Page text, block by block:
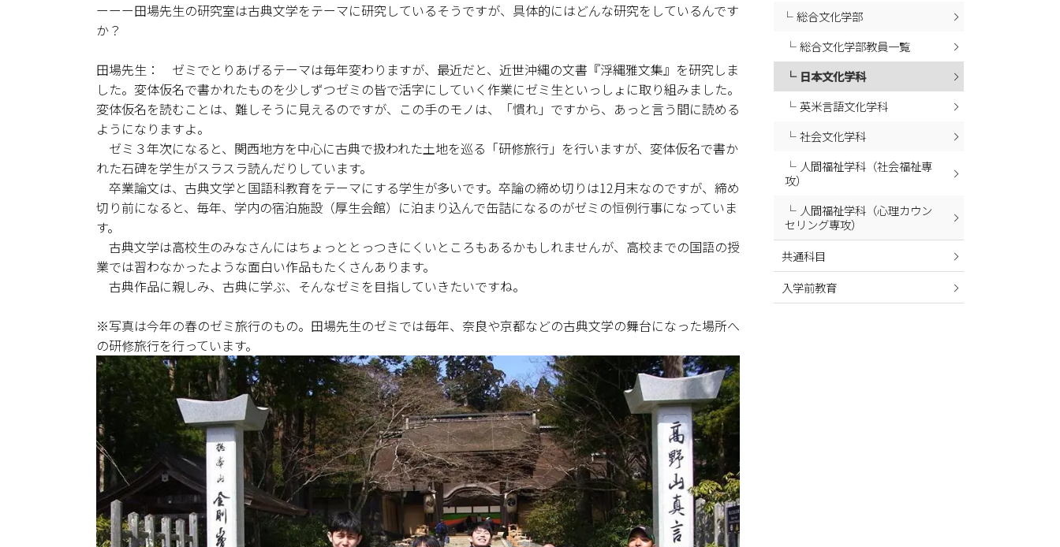
ーーー田場先生の研究室は古典文学をテーマに研究しているそうですが、具体的にはどんな研究をしているんです
か？
田場先生： ゼミでとりあげるテーマは毎年変わりますが、最近だと、近世沖縄の文書『浮縄雅文集』を研究しま
した。変体仮名で書かれたものを少しずつゼミの皆で活字にしていく作業にゼミ生といっしょに取り組みました。
変体仮名を読むことは、難しそうに見えるのですが、この手のモノは、「慣れ」ですから、あっと言う間に読める
ようになりますよ。
ゼミ３年次になると、関西地方を中心に古典で扱われた土地を巡る「研修旅行」を行いますが、変体仮名で書か
れた石碑を学生がスラスラ読んだりしています。
卒業論文は、古典文学と国語科教育をテーマにする学生が多いです。卒論の締め切りは12月末なのですが、締め
切り前になると、毎年、学内の宿泊施設（厚生会館）に泊まり込んで缶詰になるのがゼミの恒例行事になっていま
す。
古典文学は高校生のみなさんにはちょっととっつきにくいところもあるかもしれませんが、高校までの国語の授
業では習わなかったような面白い作品もたくさんあります。
古典作品に親しみ、古典に学ぶ、そんなゼミを目指していきたいですね。
※写真は今年の春のゼミ旅行のもの。田場先生のゼミでは毎年、奈良や京都などの古典文学の舞台になった場所へ
の研修旅行を行っています。
2024年07月
2024年06月
2024年05月
2024年04月
2024年02月
2024年01月
2023年11月
2023年10月
2023年09月
2023年08月
総合文化学部
総合文化学部教員一覧
日本文化学科
英米言語文化学科
社会文化学科
人間福祉学科（社会福祉専
攻）
人間福祉学科（心理カウン
セリング専攻）
共通科目
入学前教育